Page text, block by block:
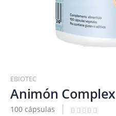
al
comienzo
de
la
EBIOTEC
Animón Complex
100 cápsulas